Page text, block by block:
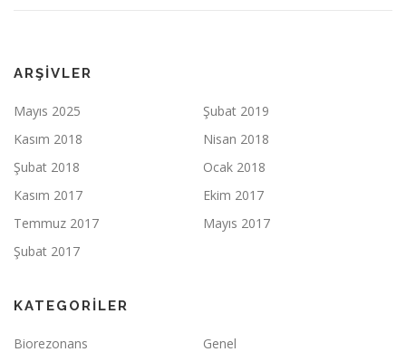
ARŞIVLER
Mayıs 2025
Şubat 2019
Kasım 2018
Nisan 2018
Şubat 2018
Ocak 2018
Kasım 2017
Ekim 2017
Temmuz 2017
Mayıs 2017
Şubat 2017
KATEGORILER
Biorezonans Genel